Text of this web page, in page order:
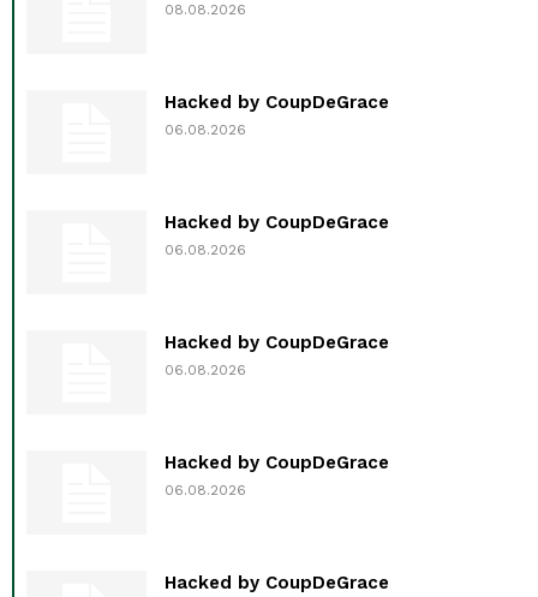
08.08.2026
Hacked by CoupDeGrace
06.08.2026
Hacked by CoupDeGrace
06.08.2026
Hacked by CoupDeGrace
06.08.2026
Hacked by CoupDeGrace
06.08.2026
Hacked by CoupDeGrace